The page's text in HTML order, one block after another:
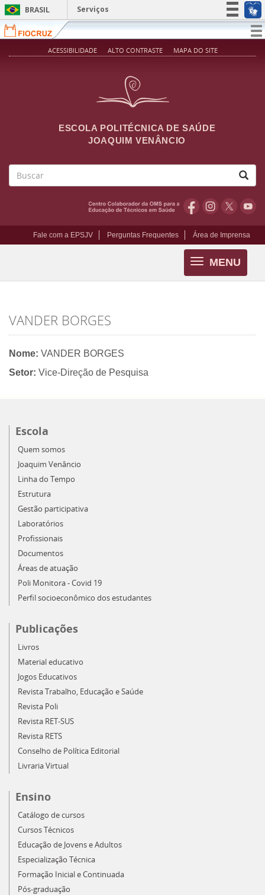
Pular para o conteúdo principal
BRASIL
Serviços
Simplifique!
Participe
ACESSIBILIDADE ALTO CONTRASTE MAPA DO SITE
ESCOLA POLITÉCNICA DE SAÚDE
JOAQUIM VENÂNCIO
Fale com a EPSJV Perguntas Frequentes Área de Imprensa
MENU
Toggle
navigation
VANDER BORGES
Nome: VANDER BORGES
Setor: Vice-Direção de Pesquisa
Escola
Quem somos
Joaquim Venâncio
Linha do Tempo
Estrutura
Gestão participativa
Laboratórios
Profissionais
Documentos
Áreas de atuação
Poli Monitora - Covid 19
Perfil socioeconômico dos estudantes
Publicações
Livros
Material educativo
Jogos Educativos
Revista Trabalho, Educação e Saúde
Revista Poli
Revista RET-SUS
Revista RETS
Conselho de Política Editorial
Livraria Virtual
Ensino
Catálogo de cursos
Cursos Técnicos
Educação de Jovens e Adultos
Especialização Técnica
Formação Inicial e Continuada
Pós-graduação